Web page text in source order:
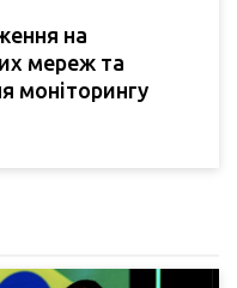
на
мереж та
моніторингу